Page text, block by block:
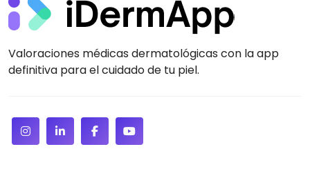
Valoraciones médicas dermatológicas con la app
definitiva para el cuidado de tu piel.